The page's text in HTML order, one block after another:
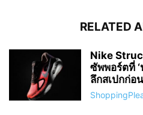
RELATED
Nike
ซัพพอร์ตที่ ‘
ลึกสเปกก่อ